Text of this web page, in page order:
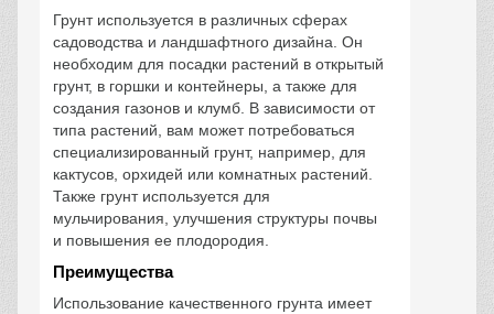
Грунт используется в различных сферах
садоводства и ландшафтного дизайна. Он
необходим для посадки растений в открытый
грунт, в горшки и контейнеры, а также для
создания газонов и клумб. В зависимости от
типа растений, вам может потребоваться
специализированный грунт, например, для
кактусов, орхидей или комнатных растений.
Также грунт используется для
мульчирования, улучшения структуры почвы
и повышения ее плодородия.
Преимущества
Использование качественного грунта имеет